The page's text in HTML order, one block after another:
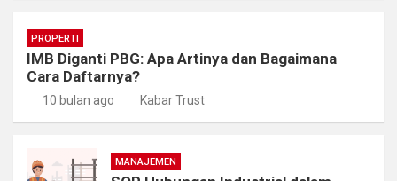
PROPERTI
IMB Diganti PBG: Apa Artinya dan Bagaimana
Cara Daftarnya?
10 bulan ago Kabar Trust
MANAJEMEN